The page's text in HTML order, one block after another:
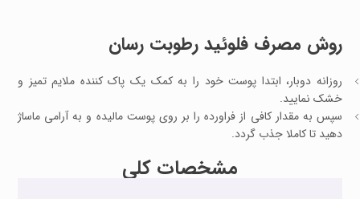
روش مصرف فلوئید رطوبت رسان
روزانه دوبار، ابتدا پوست خود را به کمک یک پاک کننده ملایم تمیز و
خشک نمایید.
سپس به مقدار کافی از فراورده را بر روی پوست مالیده و به آرامی ماساژ
دهید تا کاملا جذب گردد.
مشخصات کلی